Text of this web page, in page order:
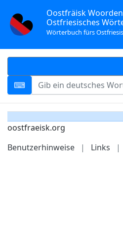
Oostfräisk
Ostfriesisches
Wörterbuch fürs
oostfraeisk.org
Benutzerhinweise
| Links |